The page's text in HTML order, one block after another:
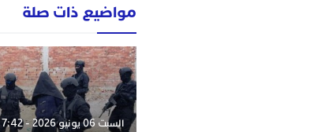
مواضيع ذات صلة
السبت 06 يونيو 2026 - 7:42